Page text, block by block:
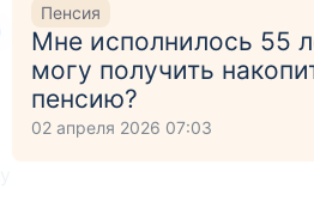
Пенсия
Мне исполнилось 55
могу получить
пенсию?
02 апреля 2026 07:03